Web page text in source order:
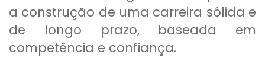
a construção de uma carreira sólida e
de longo prazo, baseada em
competência e confiança.